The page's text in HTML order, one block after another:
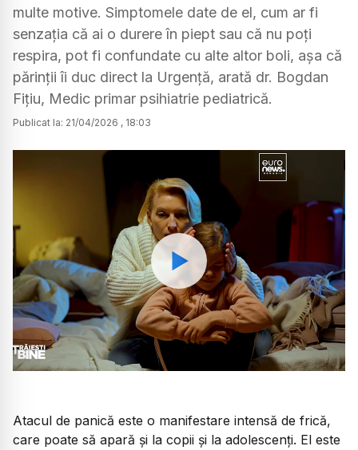
multe motive. Simptomele date de el, cum ar fi
senzația că ai o durere în piept sau că nu poți
respira, pot fi confundate cu alte altor boli, așa că
părinții îi duc direct la Urgență, arată dr. Bogdan
Fițiu, Medic primar psihiatrie pediatrică.
Publicat la: 21/04/2026 , 18:03
Watch
Atacul de panică este o manifestare intensă de frică,
care poate să apară și la copii și la adolescenți. El este